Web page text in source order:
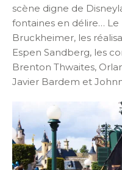
scène digne de
fontaines en délire…
Bruckheimer, les
Espen Sandberg, les
Brenton Thwaites,
Javier Bardem et